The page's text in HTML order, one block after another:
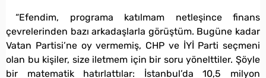
“Efendim, programa katılmam netleşince finans
çevrelerinden bazı arkadaşlarla görüştüm. Bugüne kadar
Vatan Partisi’ne oy vermemiş, CHP ve İYİ Parti seçmeni
olan bu kişiler, size iletmem için bir soru yönelttiler. Şöyle
bir matematik hatırlattılar: İstanbul’da 10,5 milyon